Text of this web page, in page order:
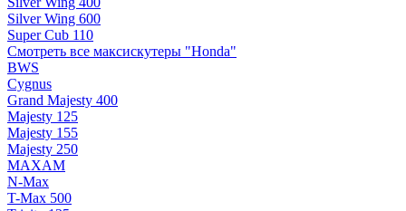
Silver Wing 600
Super Cub 110
Смотреть все максискутеры "Honda"
BWS
Cygnus
Grand Majesty 400
Majesty 125
Majesty 155
Majesty 250
MAXAM
N-Max
T-Max 500